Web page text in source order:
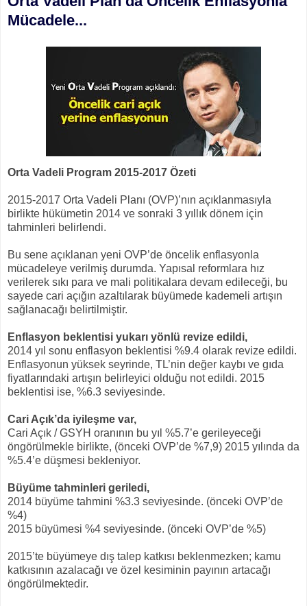
Mücadele...
Orta Vadeli Program 2015-2017 Özeti
2015-2017 Orta Vadeli Planı (OVP)’nın açıklanmasıyla
birlikte hükümetin 2014 ve sonraki 3 yıllık dönem için
tahminleri belirlendi.
Bu sene açıklanan yeni OVP’de öncelik enflasyonla
mücadeleye verilmiş durumda. Yapısal reformlara hız
verilerek sıkı para ve mali politikalara devam edileceği, bu
sayede cari açığın azaltılarak büyümede kademeli artışın
sağlanacağı belirtilmiştir.
Enflasyon beklentisi yukarı yönlü revize edildi,
2014 yıl sonu enflasyon beklentisi %9.4 olarak revize edildi.
Enflasyonun yüksek seyrinde, TL’nin değer kaybı ve gıda
fiyatlarındaki artışın belirleyici olduğu not edildi. 2015
beklentisi ise, %6.3 seviyesinde.
Cari Açık’da iyileşme var,
Cari Açık / GSYH oranının bu yıl %5.7’e gerileyeceği
öngörülmekle birlikte, (önceki OVP’de %7,9) 2015 yılında da
%5.4’e düşmesi bekleniyor.
Büyüme tahminleri geriledi,
2014 büyüme tahmini %3.3 seviyesinde. (önceki OVP’de
%4)
2015 büyümesi %4 seviyesinde. (önceki OVP’de %5)
2015’te büyümeye dış talep katkısı beklenmezken; kamu
katkısının azalacağı ve özel kesiminin payının artacağı
öngörülmektedir.